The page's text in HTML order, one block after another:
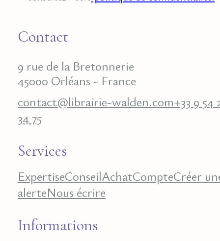
Contact
9 rue de la Bretonnerie
45000 Orléans - France
contact@librairie-walden.com+33 9 54
34 75
Services
ExpertiseConseilAchatCompteCréer
alerteNous écrire
Informations